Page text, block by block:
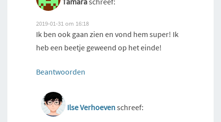
2019-01-31 om 16:18
Ik ben ook gaan zien en vond hem super! Ik
heb een beetje geweend op het einde!
Beantwoorden
Ilse Verhoevenschreef: